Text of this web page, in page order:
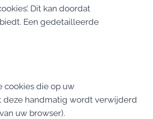
Dit kan doordat
Een gedetailleerde
cookies die op uw
deze handmatig wordt verwijderd
uw browser).